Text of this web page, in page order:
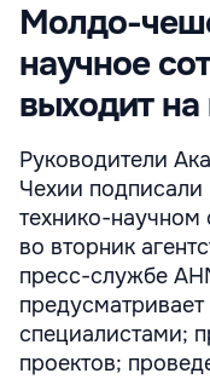
Молдо-
научное
выходит
Руководители
Чехии
технико-научном
во вторник
пресс-службе
специалистами;
проектов;